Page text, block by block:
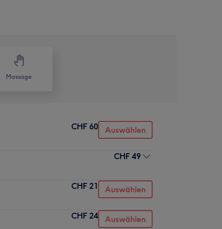
Massage
CHF 60 Auswählen
CHF 49
CHF 21 Auswählen
CHF 24 Auswählen